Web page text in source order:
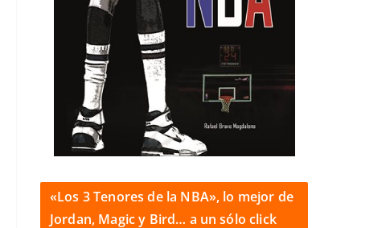
«Los 3 Tenores de la NBA», lo mejor de
Jordan, Magic y Bird… a un sólo click